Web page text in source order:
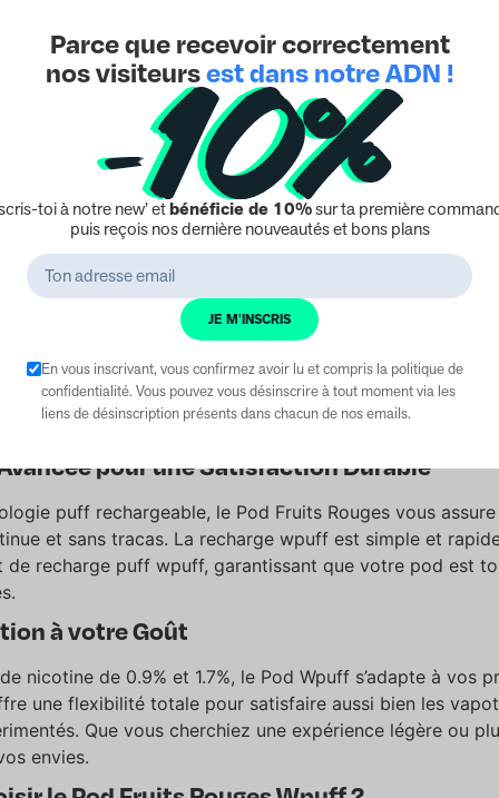
wpuff pod system fonctionne uniquement avec le kit
des Fruits Rouges du Pod Wpuff
Fruits Wpuff, une perle de la collection Liquideo, qui
et fraîches. Ce pod de 2ml, disponible en deux niveaux
une expérience de vapotage riche en goût et en arômes.
un verger d’été, où chaque fruit rouge livre son
Gustative Incomparable
délivre un mélange parfait de saveurs. Imaginez la
la richesse de la cerise, et la subtilité de la mûre,
Ce mélange succulent et juteux éveille les sens,
longtemps après l’inhalation.
pour une Satisfaction Durable
puff rechargeable, le Pod Fruits Rouges vous
et sans tracas. La recharge wpuff est simple et
de recharge puff wpuff, garantissant que votre pod est
à votre Goût
nicotine de 0.9% et 1.7%, le Pod Wpuff s’adapte à vos
une flexibilité totale pour satisfaire aussi bien les
Que vous cherchiez une expérience légère ou
envies.
Parce que recevoir correctement
nos visiteursest dans notre ADN !
toi à notre new’ etbénéficie de 10%sur ta première
puis reçois nos dernière nouveautés et bons plans
JE M'INSCRIS
En vous inscrivant, vous confirmez avoir lu et compris la politique de
confidentialité. Vous pouvez vous désinscrire à tout moment via les
liens de désinscription présents dans chacun de nos emails.